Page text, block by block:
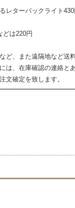
レターパックライト430
どは220円
ど、また遠隔地など送
は、在庫確認の連絡と
文確定を致します。